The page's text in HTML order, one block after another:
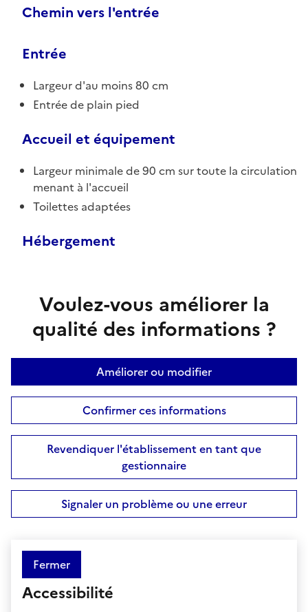
Chemin vers l'entrée
Entrée
Largeur d'au moins 80 cm
Entrée de plain pied
Accueil et équipement
Largeur minimale de 90 cm sur toute la circulation
menant à l'accueil
Toilettes adaptées
Hébergement
Voulez-vous améliorer la
qualité des informations ?
Améliorer ou modifier
Confirmer ces informations
Revendiquer l'établissement en tant que
gestionnaire
Signaler un problème ou une erreur
Fermer
Accessibilité